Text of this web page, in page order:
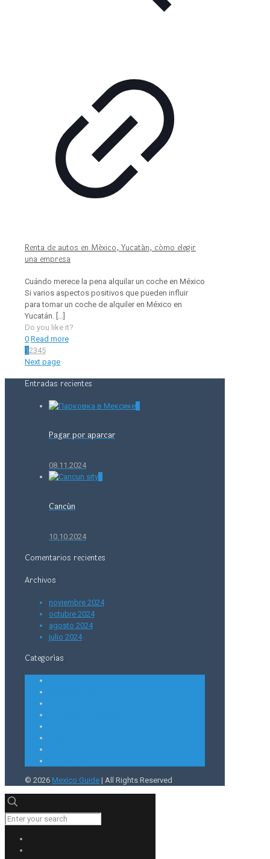
Renta de autos en México, Yucatán, cómo elegir
una empresa
Cuándo merece la pena alquilar un coche en México
Si varios aspectos positivos que pueden influir
para tomar un coche de alquiler en México en
Yucatán. […]
Do you like it?
0 Read more
12345
Next page
Entradas recientes
Pagar por aparcar
08.11.2024
Cancún
10.10.2024
Comentarios recientes
Archivos
noviembre 2024
octubre 2024
agosto 2024
julio 2024
Categorías
© 2026 Mexico Guide | All Rights Reserved